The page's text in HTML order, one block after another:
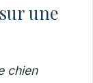
une
chien